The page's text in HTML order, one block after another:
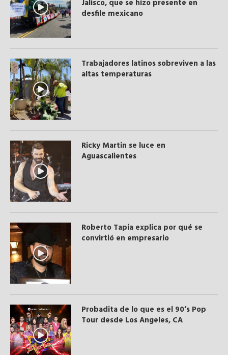
Jalisco, que se hizo presente en
desfile mexicano
Trabajadores latinos sobreviven a las
altas temperaturas
Ricky Martin se luce en
Aguascalientes
Roberto Tapia explica por qué se
convirtió en empresario
Probadita de lo que es el 90’s Pop
Tour desde Los Angeles, CA